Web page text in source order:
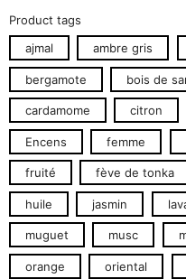
Product tags
ajmal
ambre gris
bergamote bois de
cardamome citron
Encens femme
fruité fève de tonka
huile jasmin
muguet musc
orange oriental